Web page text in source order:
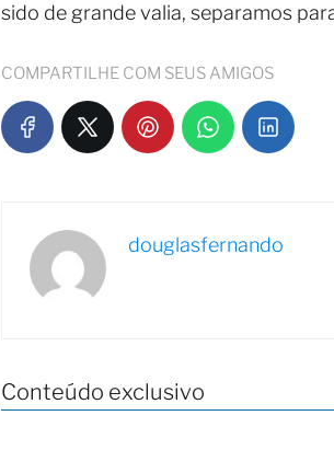
sido de grande valia, separamos
COMPARTILHE COM SEUS AMIGOS
douglasfernando
Conteúdo exclusivo